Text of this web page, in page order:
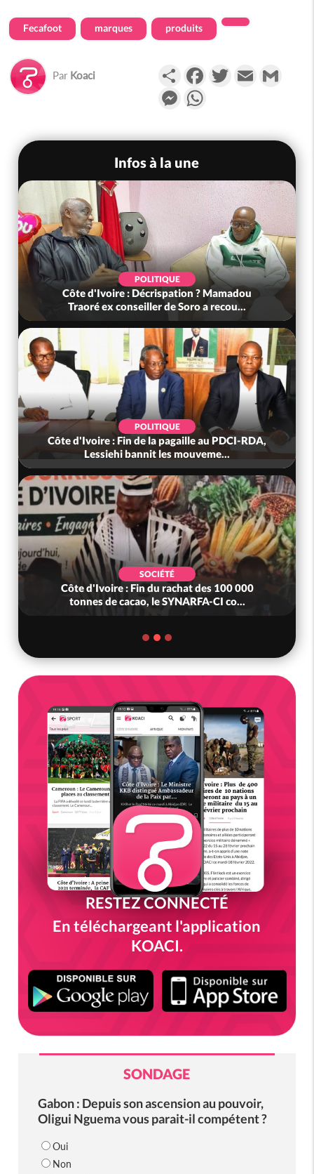
Fecafoot marques produits
Par Koaci PartagerFacebookTwitterEmail
Messenger
Infos à la une
POLITIQUE
Côte d'Ivoire : Décrispation ? Mamadou
Traoré ex conseiller de Soro a recou...
POLITIQUE
Côte d'Ivoire : Fin de la pagaille au PDCI-RDA,
Lessiehi bannit les mouveme...
SOCIÉTÉ
Côte d'Ivoire : Fin du rachat des 100 000
tonnes de cacao, le SYNARFA-CI co...
RESTEZ CONNECTÉ
En téléchargeant l'application
KOACI.
SONDAGE
Gabon : Depuis son ascension au pouvoir,
Oligui Nguema vous parait-il compétent ?
Oui
Non